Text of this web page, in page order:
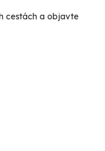
cestách a objavte